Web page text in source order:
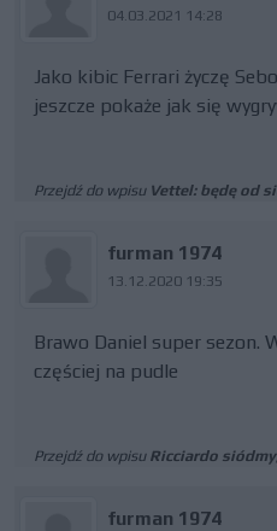
04.03.2021 14:28
Jako kibic Ferrari życzę
jeszcze pokaże jak się
Przejdź do wpisu Vettel: będę od
furman 1974
13.12.2020 19:35
Brawo Daniel super sezon.
częściej na pudle
Przejdź do wpisu Ricciardo
furman 1974